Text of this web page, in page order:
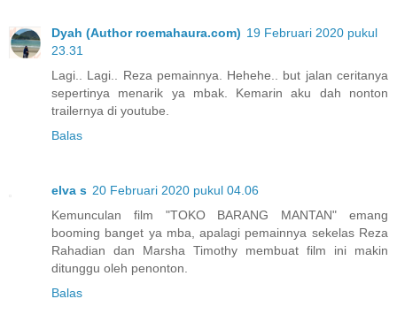
Dyah (Author roemahaura.com) 19 Februari 2020 pukul
23.31
Lagi.. Lagi.. Reza pemainnya. Hehehe.. but jalan ceritanya
sepertinya menarik ya mbak. Kemarin aku dah nonton
trailernya di youtube.
Balas
elva s 20 Februari 2020 pukul 04.06
Kemunculan film "TOKO BARANG MANTAN" emang
booming banget ya mba, apalagi pemainnya sekelas Reza
Rahadian dan Marsha Timothy membuat film ini makin
ditunggu oleh penonton.
Balas